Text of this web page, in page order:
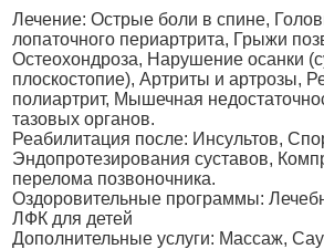
Лечение: Острые боли в спине,
лопаточного периартрита, Грыжи
Остеохондроза, Нарушение осанки
плоскостопие), Артриты и артрозы,
полиартрит, Мышечная
тазовых органов.
Реабилитация после: Инсультов,
Эндопротезирования суставов,
перелома позвоночника.
Оздоровительные программы:
ЛФК для детей
Дополнительные услуги: Массаж,